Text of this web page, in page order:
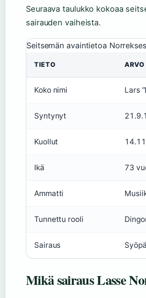
Seuraava taulukko kokoaa
sairauden vaiheista.
Seitsemän avaintietoa
TIETO ARVO
Koko nimi Lars
Syntynyt
Kuollut
Ikä 73
Ammatti
Tunnettu rooli
Sairaus
Mikä sairaus Lasse